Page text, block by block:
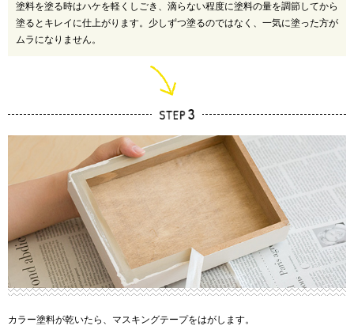
塗料を塗る時はハケを軽くしごき、滴らない程度に塗料の量を調節してから
塗るとキレイに仕上がります。少しずつ塗るのではなく、一気に塗った方が
ムラになりません。
カラー塗料が乾いたら、マスキングテープをはがします。